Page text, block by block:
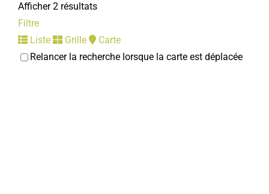
Afficher 2 résultats
Filtre
Liste
Grille
Carte
Relancer la recherche lorsque la carte est déplacée